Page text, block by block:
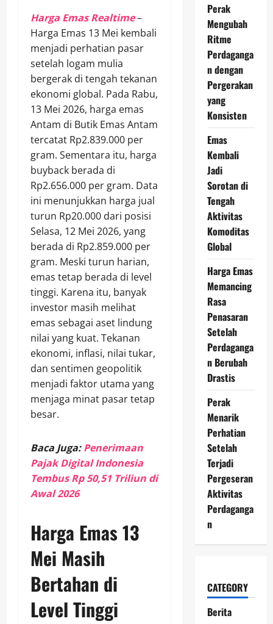
Harga Emas Realtime–
Harga Emas 13 Mei kembali
menjadi perhatian pasar
setelah logam mulia
bergerak di tengah tekanan
ekonomi global. Pada Rabu,
13 Mei 2026, harga emas
Antam di Butik Emas Antam
tercatat Rp2.839.000 per
gram. Sementara itu, harga
buyback berada di
Rp2.656.000 per gram. Data
ini menunjukkan harga jual
turun Rp20.000 dari posisi
Selasa, 12 Mei 2026, yang
berada di Rp2.859.000 per
gram. Meski turun harian,
emas tetap berada di level
tinggi. Karena itu, banyak
investor masih melihat
emas sebagai aset lindung
nilai yang kuat. Tekanan
ekonomi, inflasi, nilai tukar,
dan sentimen geopolitik
menjadi faktor utama yang
menjaga minat pasar tetap
besar.
Baca Juga:Penerimaan
Pajak Digital Indonesia
Tembus Rp 50,51 Triliun di
Awal 2026
Harga Emas 13
Mei Masih
Bertahan di
Level Tinggi
Perak
Mengubah
Ritme
Perdaganga
n dengan
Pergerakan
yang
Konsisten
Emas
Kembali
Jadi
Sorotan di
Tengah
Aktivitas
Komoditas
Global
Harga Emas
Memancing
Rasa
Penasaran
Setelah
Perdaganga
n Berubah
Drastis
Perak
Menarik
Perhatian
Setelah
Terjadi
Pergeseran
Aktivitas
Perdaganga
n
CATEGORY
Berita